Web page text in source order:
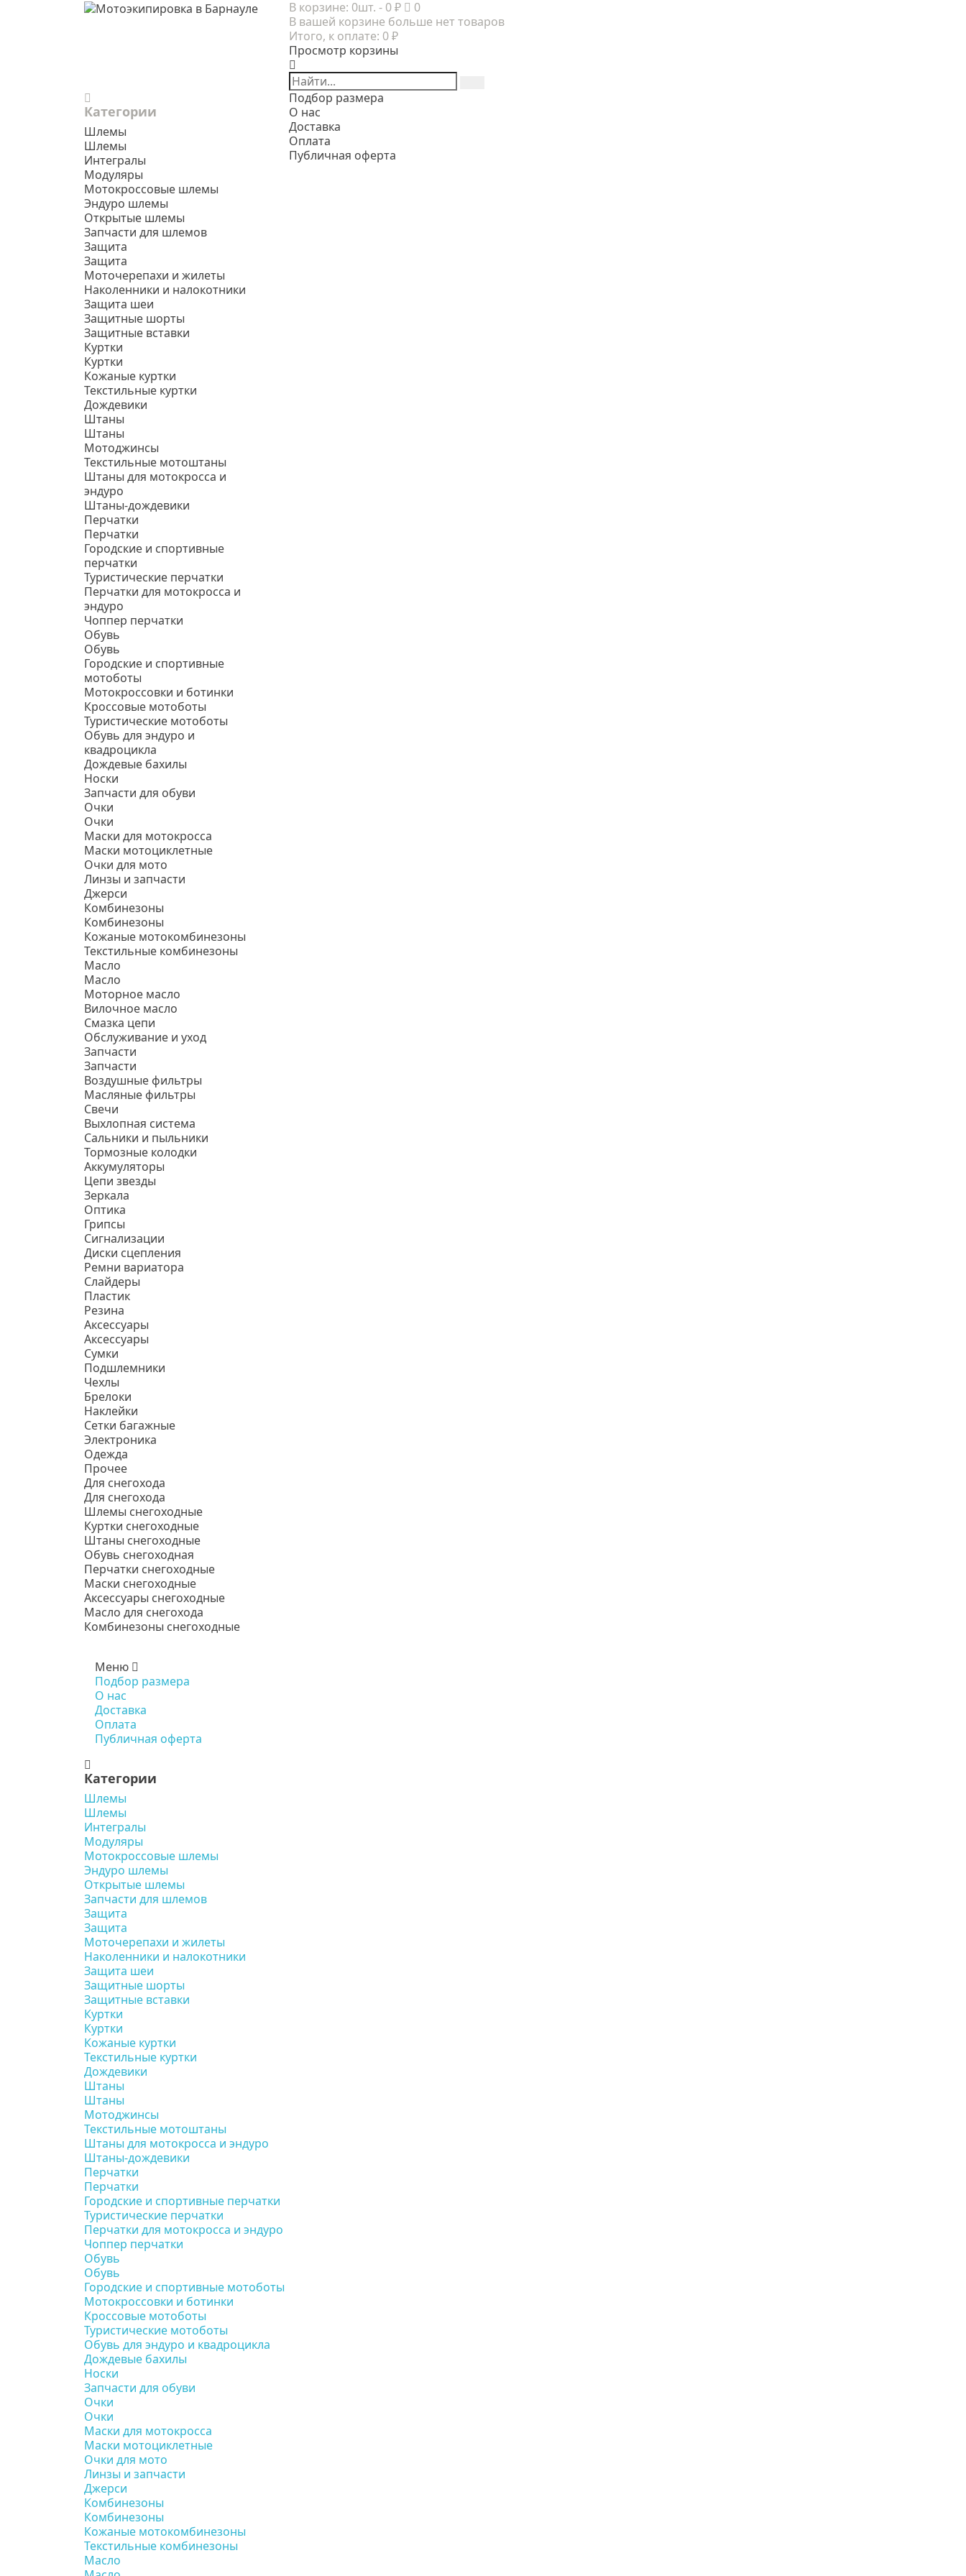
В корзине: 0шт. - 0 ₽
0
В вашей корзине больше нет товаров
Итого, к оплате: 0 ₽
Просмотр корзины
Категории
Шлемы
Шлемы
Интегралы
Модуляры
Мотокроссовые шлемы
Эндуро шлемы
Открытые шлемы
Запчасти для шлемов
Защита
Защита
Моточерепахи и жилеты
Наколенники и налокотники
Защита шеи
Защитные шорты
Защитные вставки
Куртки
Куртки
Кожаные куртки
Текстильные куртки
Дождевики
Штаны
Штаны
Мотоджинсы
Текстильные мотоштаны
Штаны для мотокросса и
эндуро
Штаны-дождевики
Перчатки
Перчатки
Городские и спортивные
перчатки
Туристические перчатки
Перчатки для мотокросса и
эндуро
Чоппер перчатки
Обувь
Обувь
Городские и спортивные
мотоботы
Мотокроссовки и ботинки
Кроссовые мотоботы
Туристические мотоботы
Обувь для эндуро и
квадроцикла
Дождевые бахилы
Носки
Запчасти для обуви
Очки
Очки
Маски для мотокросса
Маски мотоциклетные
Очки для мото
Линзы и запчасти
Джерси
Комбинезоны
Комбинезоны
Кожаные мотокомбинезоны
Текстильные комбинезоны
Масло
Масло
Моторное масло
Вилочное масло
Смазка цепи
Обслуживание и уход
Запчасти
Запчасти
Воздушные фильтры
Масляные фильтры
Свечи
Выхлопная система
Сальники и пыльники
Тормозные колодки
Аккумуляторы
Цепи звезды
Зеркала
Оптика
Грипсы
Сигнализации
Диски сцепления
Ремни вариатора
Слайдеры
Пластик
Резина
Аксессуары
Аксессуары
Сумки
Подшлемники
Чехлы
Брелоки
Наклейки
Сетки багажные
Электроника
Одежда
Прочее
Для снегохода
Для снегохода
Шлемы снегоходные
Куртки снегоходные
Штаны снегоходные
Обувь снегоходная
Перчатки снегоходные
Маски снегоходные
Аксессуары снегоходные
Масло для снегохода
Комбинезоны снегоходные
Подбор размера
О нас
Доставка
Оплата
Публичная оферта
Меню
Подбор размера
О нас
Доставка
Оплата
Публичная оферта
Категории
Шлемы
Шлемы
Интегралы
Модуляры
Мотокроссовые шлемы
Эндуро шлемы
Открытые шлемы
Запчасти для шлемов
Защита
Защита
Моточерепахи и жилеты
Наколенники и налокотники
Защита шеи
Защитные шорты
Защитные вставки
Куртки
Куртки
Кожаные куртки
Текстильные куртки
Дождевики
Штаны
Штаны
Мотоджинсы
Текстильные мотоштаны
Штаны для мотокросса и эндуро
Штаны-дождевики
Перчатки
Перчатки
Городские и спортивные перчатки
Туристические перчатки
Перчатки для мотокросса и эндуро
Чоппер перчатки
Обувь
Обувь
Городские и спортивные мотоботы
Мотокроссовки и ботинки
Кроссовые мотоботы
Туристические мотоботы
Обувь для эндуро и квадроцикла
Дождевые бахилы
Носки
Запчасти для обуви
Очки
Очки
Маски для мотокросса
Маски мотоциклетные
Очки для мото
Линзы и запчасти
Джерси
Комбинезоны
Комбинезоны
Кожаные мотокомбинезоны
Текстильные комбинезоны
Масло